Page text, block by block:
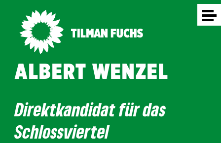
ALBERT WENZEL
Direktkandidat für das
Schlossviertel